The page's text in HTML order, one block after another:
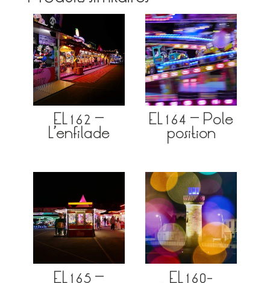
EL162 –
L’enfilade
EL164 – Pole
position
EL165 – EL160-